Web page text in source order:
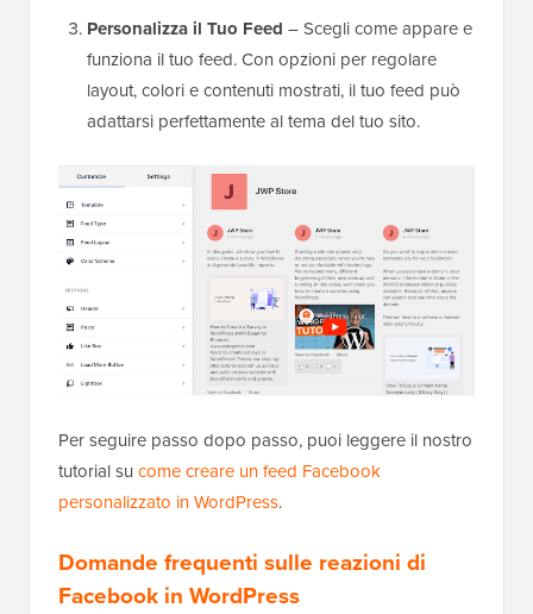
Personalizza il Tuo Feed – Scegli come appare e
funziona il tuo feed. Con opzioni per regolare
layout, colori e contenuti mostrati, il tuo feed può
adattarsi perfettamente al tema del tuo sito.
Per seguire passo dopo passo, puoi leggere il nostro
tutorial su come creare un feed Facebook
personalizzato in WordPress.
Domande frequenti sulle reazioni di
Facebook in WordPress